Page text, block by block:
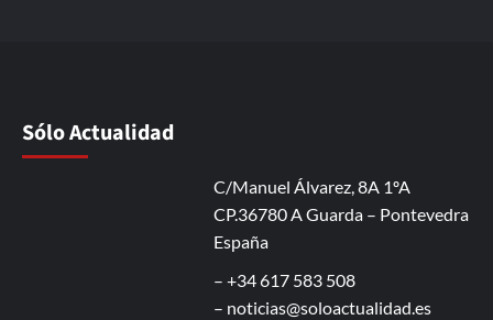
Sólo Actualidad
C/Manuel Álvarez, 8A 1ºA
CP.36780 A Guarda – Pontevedra
España
– +34 617 583 508
– noticias@soloactualidad.es